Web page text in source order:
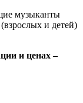
музыканты
и детей)
и ценах –